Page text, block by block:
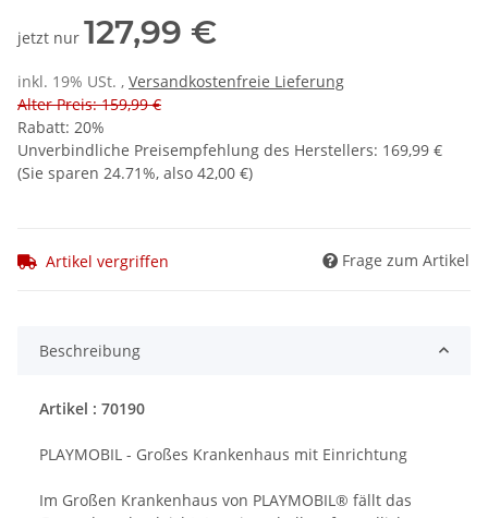
jetzt nur 127,99 €
inkl. 19% USt. , Versandkostenfreie Lieferung
Alter Preis: 159,99 €
Rabatt: 20%
Unverbindliche Preisempfehlung des Herstellers: 169,99 €
(Sie sparen 24.71%, also 42,00 €)
Artikel vergriffen Frage zum Artikel
Beschreibung
Artikel : 70190
PLAYMOBIL - Großes Krankenhaus mit Einrichtung
Im Großen Krankenhaus von PLAYMOBIL® fällt das